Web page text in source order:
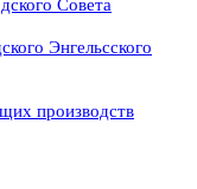
Совета
Энгельсского
производств